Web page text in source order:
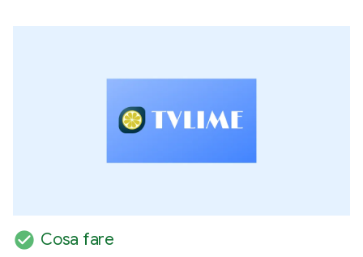
check_circle Cosa fare